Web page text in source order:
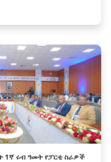
1ኛ ሩብ ዓመት የፓርቲ ስራዎች